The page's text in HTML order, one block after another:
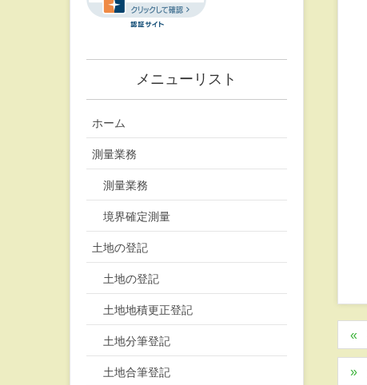
メニューリスト
ホーム
測量業務
測量業務
境界確定測量
土地の登記
土地の登記
土地地積更正登記
土地分筆登記
土地合筆登記